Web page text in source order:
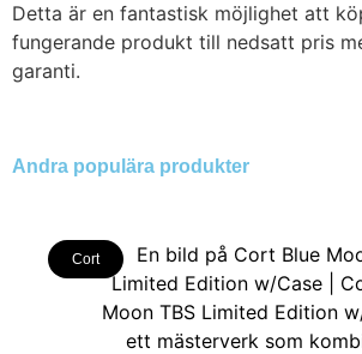
Detta är en fantastisk möjlighet att
fungerande produkt till nedsatt pris
garanti.
Andra populära produkter
Cort